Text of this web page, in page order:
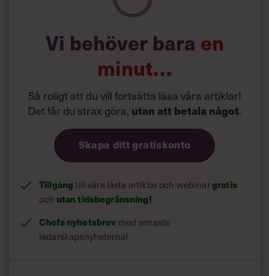
Siri Wikander: ”Led som i
början av pandemin”
Vi behöver bara en
minut…
Så roligt att du vill fortsätta läsa våra artiklar!
Det får du strax göra, utan att betala något.
Skapa ditt gratiskonto
Tillgång till våra låsta artiklar och webinargratis
och utan tidsbegränsning!
Chefs nyhetsbrev med senaste
ledarskapsnyheterna!